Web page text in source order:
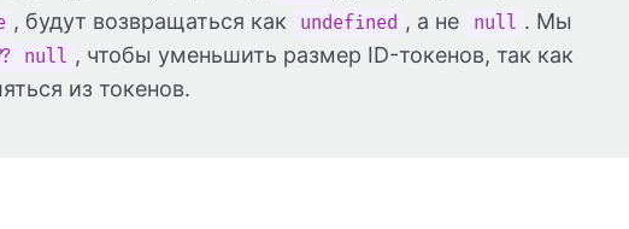
, будут возвращаться как undefined , а не null . Мы
null , чтобы уменьшить размер ID-токенов, так как
из токенов.